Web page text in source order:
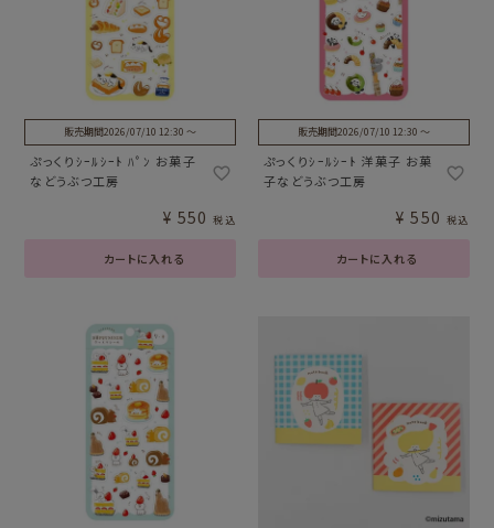
販売期間2026/07/10 12:30〜
ぷっくりｼｰﾙｼｰﾄ ﾊﾟﾝ お菓子
などうぶつ工房
カートに入れる
¥ 550 税込
販売期間2026/07/10 12:30 〜
ぷっくりｼｰﾙｼｰﾄ 洋菓子 お菓
子などうぶつ工房
カートに入れる
¥ 550 税込